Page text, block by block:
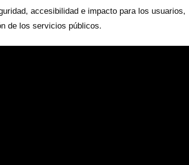
accesibilidad e impacto para los usuarios,
de los servicios públicos.